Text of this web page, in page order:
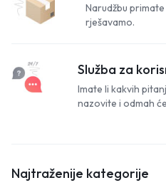
Narudžbu
rješavamo.
Služba za
Imate li kakvih
nazovite i odmah
Najtraženije kategorije